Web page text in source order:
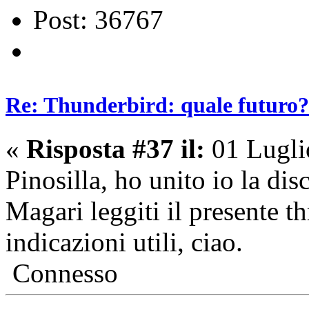
Post: 36767
Re: Thunderbird: quale futuro?
« Risposta #37 il: 01
Pinosilla, ho unito io la
Magari leggiti il presente
indicazioni utili, ciao.
Connesso